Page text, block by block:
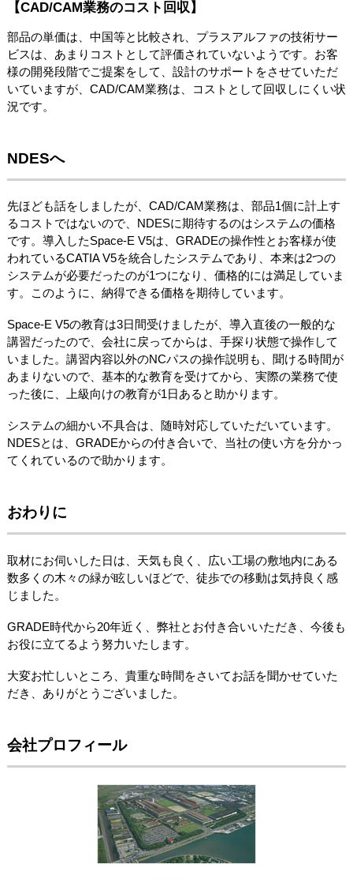
【CAD/CAM業務のコスト回収】
部品の単価は、中国等と比較され、プラスアルファの技術サー
ビスは、あまりコストとして評価されていないようです。お客
様の開発段階でご提案をして、設計のサポートをさせていただ
いていますが、CAD/CAM業務は、コストとして回収しにくい状
況です。
NDESへ
先ほども話をしましたが、CAD/CAM業務は、部品1個に計上す
るコストではないので、NDESに期待するのはシステムの価格
です。導入したSpace-E V5は、GRADEの操作性とお客様が使
われているCATIA V5を統合したシステムであり、本来は2つの
システムが必要だったのが1つになり、価格的には満足していま
す。このように、納得できる価格を期待しています。
Space-E V5の教育は3日間受けましたが、導入直後の一般的な
講習だったので、会社に戻ってからは、手探り状態で操作して
いました。講習内容以外のNCパスの操作説明も、聞ける時間が
あまりないので、基本的な教育を受けてから、実際の業務で使
った後に、上級向けの教育が1日あると助かります。
システムの細かい不具合は、随時対応していただいています。
NDESとは、GRADEからの付き合いで、当社の使い方を分かっ
てくれているので助かります。
おわりに
取材にお伺いした日は、天気も良く、広い工場の敷地内にある
数多くの木々の緑が眩しいほどで、徒歩での移動は気持良く感
じました。
GRADE時代から20年近く、弊社とお付き合いいただき、今後も
お役に立てるよう努力いたします。
大変お忙しいところ、貴重な時間をさいてお話を聞かせていた
だき、ありがとうございました。
会社プロフィール